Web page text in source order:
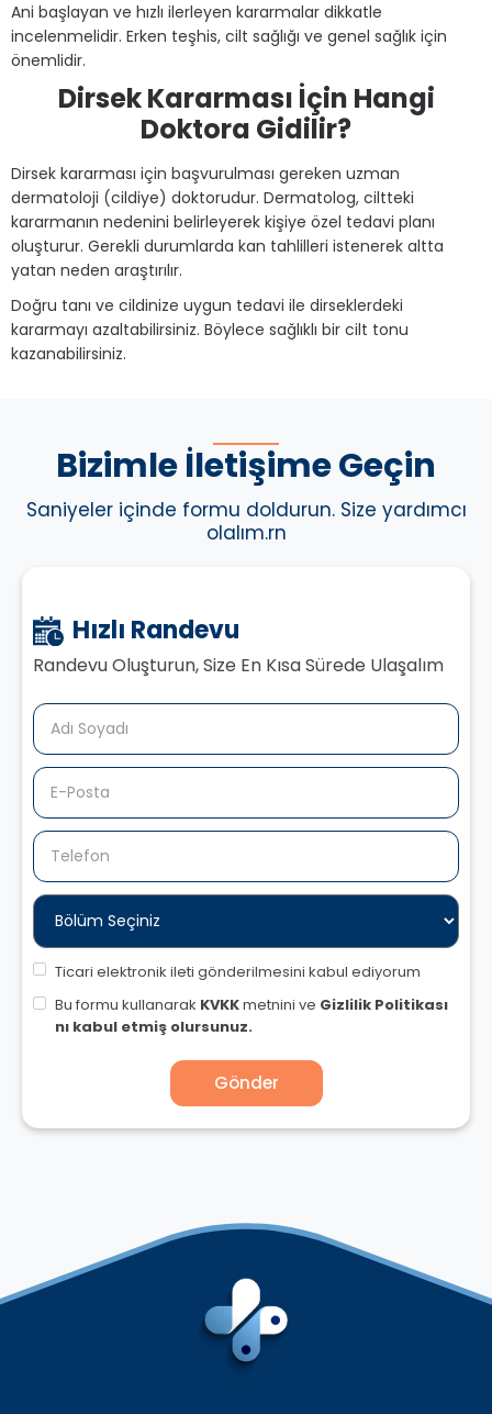
Ani başlayan ve hızlı ilerleyen kararmalar dikkatle
incelenmelidir. Erken teşhis, cilt sağlığı ve genel sağlık için
önemlidir.
Dirsek Kararması İçin Hangi
Doktora Gidilir?
Dirsek kararması için başvurulması gereken uzman
dermatoloji (cildiye) doktorudur. Dermatolog, ciltteki
kararmanın nedenini belirleyerek kişiye özel tedavi planı
oluşturur. Gerekli durumlarda kan tahlilleri istenerek altta
yatan neden araştırılır.
Doğru tanı ve cildinize uygun tedavi ile dirseklerdeki
kararmayı azaltabilirsiniz. Böylece sağlıklı bir cilt tonu
kazanabilirsiniz.
Bizimle İletişime Geçin
Saniyeler içinde formu doldurun. Size yardımcı
olalım.rn
Hızlı Randevu
Randevu Oluşturun, Size En Kısa Sürede Ulaşalım
Ticari elektronik ileti gönderilmesini kabul ediyorum
Bu formu kullanarak KVKKmetnini ve Gizlilik Politikası
nı kabul etmiş olursunuz.